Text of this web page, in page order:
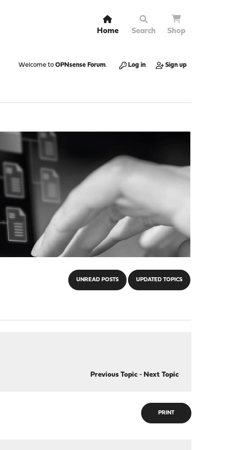
Home Search Shop
Welcome to OPNsense Forum. Log in Sign up
UNREAD POSTS UPDATED TOPICS
Previous Topic- Next Topic
PRINT